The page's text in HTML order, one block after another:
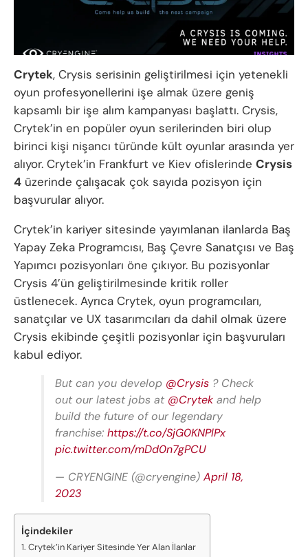
Crytek, Crysis serisinin geliştirilmesi için yetenekli
oyun profesyonellerini işe almak üzere geniş
kapsamlı bir işe alım kampanyası başlattı. Crysis,
Crytek’in en popüler oyun serilerinden biri olup
birinci kişi nişancı türünde kült oyunlar arasında yer
alıyor. Crytek’in Frankfurt ve Kiev ofislerinde Crysis
4 üzerinde çalışacak çok sayıda pozisyon için
başvurular alıyor.
Crytek’in kariyer sitesinde yayımlanan ilanlarda Baş
Yapay Zeka Programcısı, Baş Çevre Sanatçısı ve Baş
Yapımcı pozisyonları öne çıkıyor. Bu pozisyonlar
Crysis 4’ün geliştirilmesinde kritik roller
üstlenecek. Ayrıca Crytek, oyun programcıları,
sanatçılar ve UX tasarımcıları da dahil olmak üzere
Crysis ekibinde çeşitli pozisyonlar için başvuruları
kabul ediyor.
But can you develop @Crysis ? Check
out our latest jobs at @Crytek and help
build the future of our legendary
franchise: https://t.co/SjG0KNPlPx
pic.twitter.com/mDd0n7gPCU
— CRYENGINE (@cryengine) April 18,
2023
İçindekiler
Crytek’in Kariyer Sitesinde Yer Alan İlanlar